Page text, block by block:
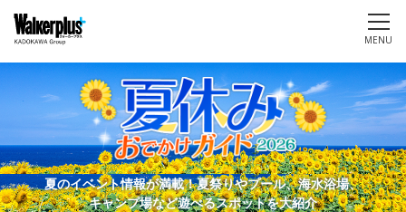
MENU
夏のイベント情報が満載！夏祭りやプール、海水浴場、
キャンプ場など遊べるスポットを大紹介